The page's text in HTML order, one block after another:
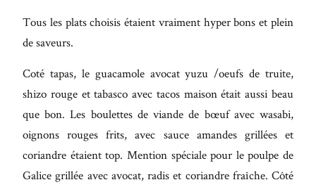
Tous les plats choisis étaient vraiment hyper bons et plein
de saveurs.
Coté tapas, le guacamole avocat yuzu /oeufs de truite,
shizo rouge et tabasco avec tacos maison était aussi beau
que bon. Les boulettes de viande de bœuf avec wasabi,
oignons rouges frits, avec sauce amandes grillées et
coriandre étaient top. Mention spéciale pour le poulpe de
Galice grillée avec avocat, radis et coriandre fraîche. Côté